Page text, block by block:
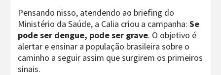
Pensando nisso, atendendo ao briefing do
Ministério da Saúde, a Calia criou a campanha: Se
pode ser dengue, pode ser grave. O objetivo é
alertar e ensinar a população brasileira sobre o
caminho a seguir assim que surgirem os primeiros
sinais.